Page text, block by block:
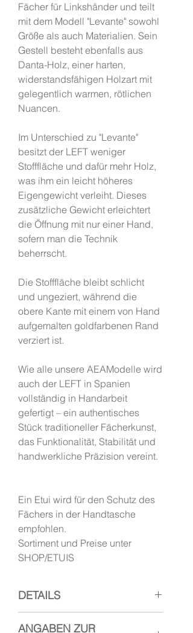
Fächer für Linkshänder und teilt
mit dem Modell "Levante" sowohl
Größe als auch Materialien. Sein
Gestell besteht ebenfalls aus
Danta-Holz, einer harten,
widerstandsfähigen Holzart mit
gelegentlich warmen, rötlichen
Nuancen.
Im Unterschied zu "Levante"
besitzt der LEFT weniger
Stofffläche und dafür mehr Holz,
was ihm ein leicht höheres
Eigengewicht verleiht. Dieses
zusätzliche Gewicht erleichtert
die Öffnung mit nur einer Hand,
sofern man die Technik
beherrscht.
Die Stofffläche bleibt schlicht
und ungeziert, während die
obere Kante mit einem von Hand
aufgemalten goldfarbenen Rand
verziert ist.
Wie alle unsere AEAModelle wird
auch der LEFT in Spanien
vollständig in Handarbeit
gefertigt – ein authentisches
Stück traditioneller Fächerkunst,
das Funktionalität, Stabilität und
handwerkliche Präzision vereint.
Ein Etui wird für den Schutz des
Fächers in der Handtasche
empfohlen.
Sortiment und Preise unter
SHOP/ETUIS
DETAILS
ANGABEN ZUR